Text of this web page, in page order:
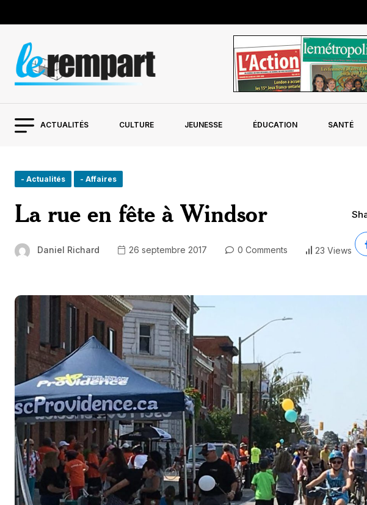
ACTUALITÉS CULTURE JEUNESSE ÉDUCATION SANTÉ
- Actualités - Affaires
La rue en fête à Windsor
Daniel Richard 26 septembre 2017 0 Comments 23 Views